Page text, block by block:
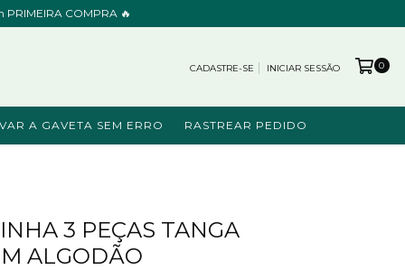
COMPRA 🔥
CADASTRE-SE INICIAR SESSÃO 0
A GAVETA SEM ERRO RASTREAR PEDIDO
3 PEÇAS TANGA
ALGODÃO